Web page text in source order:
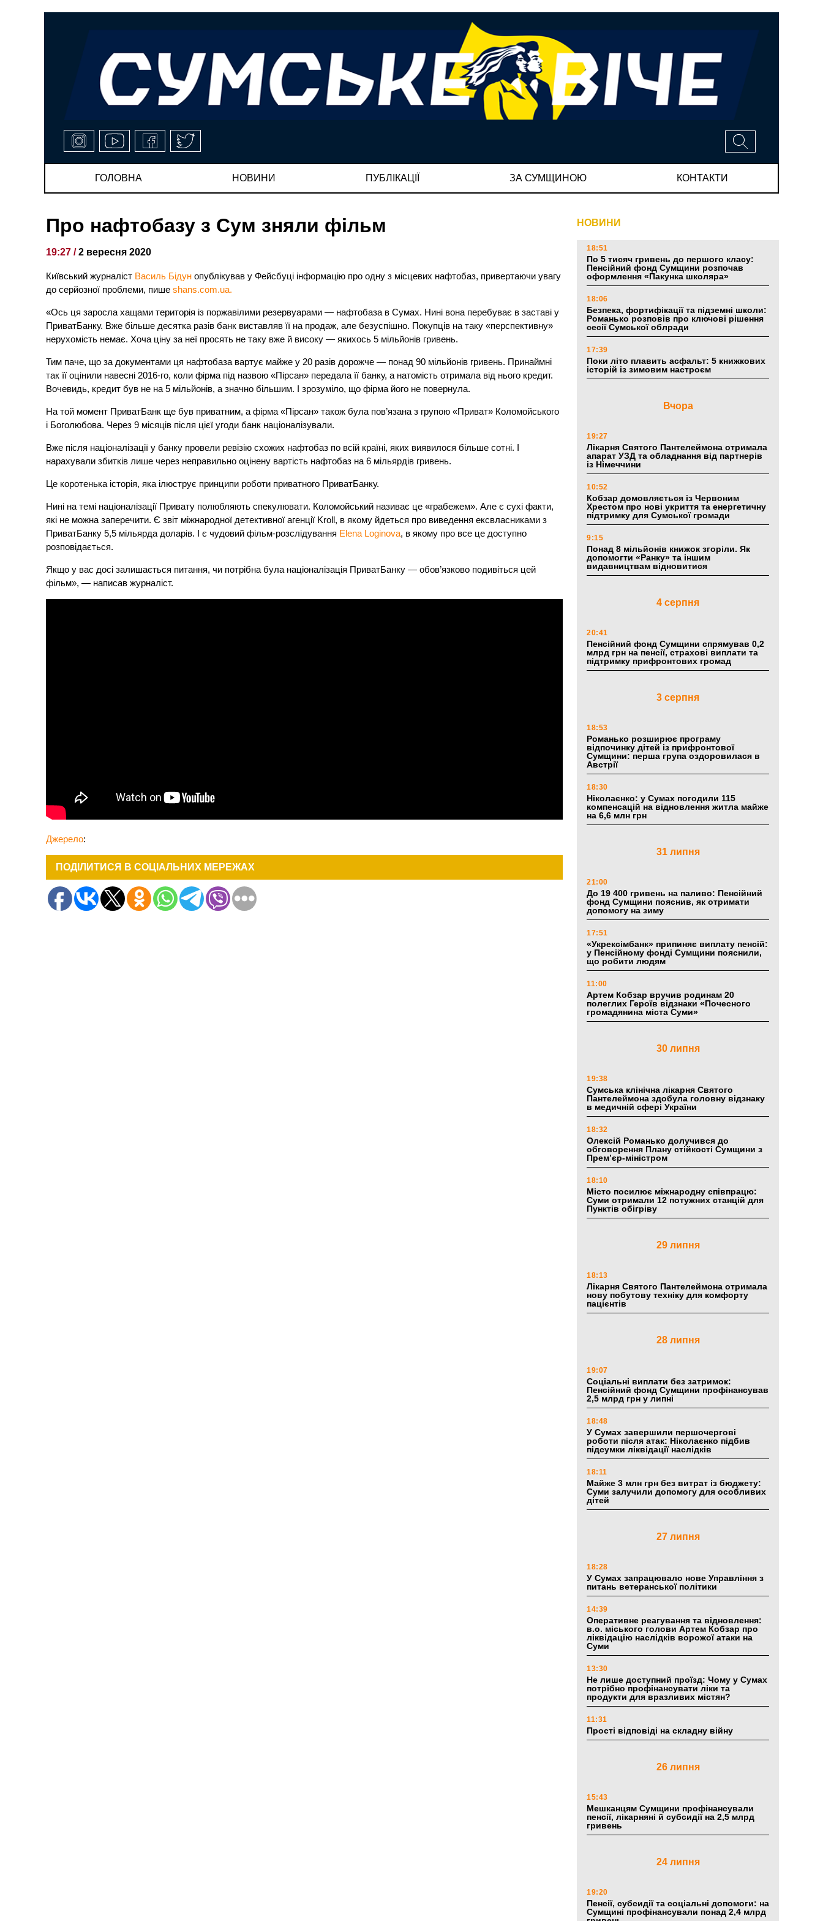
ГОЛОВНА НОВИНИ ПУБЛІКАЦІЇ ЗА СУМЩИНОЮ КОНТАКТИ
Про нафтобазу з Сум зняли фільм
19:27 /2 вересня 2020
Київський журналіст Василь Бідун опублікував у Фейсбуці інформацію про одну з місцевих нафтобаз, привертаючи увагу
до серйозної проблеми, пишеshans.com.ua.
«Ось ця заросла хащами територія із поржавілими резервуарами — нафтобаза в Сумах. Нині вона перебуває в заставі у
ПриватБанку. Вже більше десятка разів банк виставляв її на продаж, але безуспішно. Покупців на таку «перспективну»
нерухомість немає. Хоча ціну за неї просять не таку вже й високу — якихось 5 мільйонів гривень.
Тим паче, що за документами ця нафтобаза вартує майже у 20 разів дорожче — понад 90 мільйонів гривень. Принаймні
так її оцінили навесні 2016-го, коли фірма під назвою «Пірсан» передала її банку, а натомість отримала від нього кредит.
Вочевидь, кредит був не на 5 мільйонів, а значно більшим. І зрозуміло, що фірма його не повернула.
На той момент ПриватБанк ще був приватним, а фірма «Пірсан» також була пов’язана з групою «Приват» Коломойського
і Боголюбова. Через 9 місяців після цієї угоди банк націоналізували.
Вже після націоналізації у банку провели ревізію схожих нафтобаз по всій країні, яких виявилося більше сотні. І
нарахували збитків лише через неправильно оцінену вартість нафтобаз на 6 мільярдів гривень.
Це коротенька історія, яка ілюструє принципи роботи приватного ПриватБанку.
Нині на темі націоналізації Привату полюбляють спекулювати. Коломойський називає це «грабежем». Але є сухі факти,
які не можна заперечити. Є звіт міжнародної детективної агенції Kroll, в якому йдеться про виведення ексвласниками з
ПриватБанку 5,5 мільярда доларів. І є чудовий фільм-розслідування Elena Loginova, в якому про все це доступно
розповідається.
Якщо у вас досі залишається питання, чи потрібна була націоналізація ПриватБанку — обов’язково подивіться цей
фільм», — написав журналіст.
Джерело:
ПОДІЛИТИСЯ В СОЦІАЛЬНИХ МЕРЕЖАХ
НОВИНИ
18:51
По 5 тисяч гривень до першого класу:
Пенсійний фонд Сумщини розпочав
оформлення «Пакунка школяра»
18:06
Безпека, фортифікації та підземні школи:
Романько розповів про ключові рішення
сесії Сумської облради
17:39
Поки літо плавить асфальт: 5 книжкових
історій із зимовим настроєм
Вчора
19:27
Лікарня Святого Пантелеймона отримала
апарат УЗД та обладнання від партнерів
із Німеччини
10:52
Кобзар домовляється із Червоним
Хрестом про нові укриття та енергетичну
підтримку для Сумської громади
9:15
Понад 8 мільйонів книжок згоріли. Як
допомогти «Ранку» та іншим
видавництвам відновитися
4 серпня
20:41
Пенсійний фонд Сумщини спрямував 0,2
млрд грн на пенсії, страхові виплати та
підтримку прифронтових громад
3 серпня
18:53
Романько розширює програму
відпочинку дітей із прифронтової
Сумщини: перша група оздоровилася в
Австрії
18:30
Ніколаєнко: у Сумах погодили 115
компенсацій на відновлення житла майже
на 6,6 млн грн
31 липня
21:00
До 19 400 гривень на паливо: Пенсійний
фонд Сумщини пояснив, як отримати
допомогу на зиму
17:51
«Укрексімбанк» припиняє виплату пенсій:
у Пенсійному фонді Сумщини пояснили,
що робити людям
11:00
Артем Кобзар вручив родинам 20
полеглих Героїв відзнаки «Почесного
громадянина міста Суми»
30 липня
19:38
Сумська клінічна лікарня Святого
Пантелеймона здобула головну відзнаку
в медичній сфері України
18:32
Олексій Романько долучився до
обговорення Плану стійкості Сумщини з
Прем’єр-міністром
18:10
Місто посилює міжнародну співпрацю:
Суми отримали 12 потужних станцій для
Пунктів обігріву
29 липня
18:13
Лікарня Святого Пантелеймона отримала
нову побутову техніку для комфорту
пацієнтів
28 липня
19:07
Соціальні виплати без затримок:
Пенсійний фонд Сумщини профінансував
2,5 млрд грн у липні
18:48
У Сумах завершили першочергові
роботи після атак: Ніколаєнко підбив
підсумки ліквідації наслідків
18:11
Майже 3 млн грн без витрат із бюджету:
Суми залучили допомогу для особливих
дітей
27 липня
18:28
У Сумах запрацювало нове Управління з
питань ветеранської політики
14:39
Оперативне реагування та відновлення:
в.о. міського голови Артем Кобзар про
ліквідацію наслідків ворожої атаки на
Суми
13:30
Не лише доступний проїзд: Чому у Сумах
потрібно профінансувати ліки та
продукти для вразливих містян?
11:31
Прості відповіді на складну війну
26 липня
15:43
Мешканцям Сумщини профінансували
пенсії, лікарняні й субсидії на 2,5 млрд
гривень
24 липня
19:20
Пенсії, субсидії та соціальні допомоги: на
Сумщині профінансували понад 2,4 млрд